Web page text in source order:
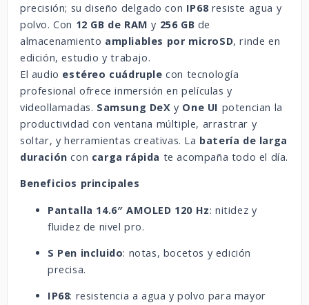
precisión; su diseño delgado con IP68resiste agua y
polvo. Con 12 GB de RAM y 256 GB de
almacenamiento ampliables por microSD, rinde en
edición, estudio y trabajo.
El audio estéreo cuádruple con tecnología
profesional ofrece inmersión en películas y
videollamadas. Samsung DeX y One UI potencian la
productividad con ventana múltiple, arrastrar y
soltar, y herramientas creativas. La batería de larga
duración con carga rápida te acompaña todo el día.
Beneficios principales
Pantalla 14.6″ AMOLED 120 Hz: nitidez y
fluidez de nivel pro.
S Pen incluido: notas, bocetos y edición
precisa.
IP68: resistencia a agua y polvo para mayor